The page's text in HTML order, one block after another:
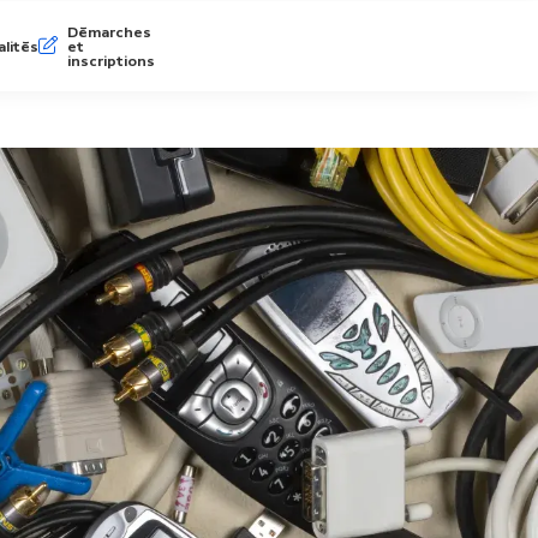
Démarches
et
inscriptions